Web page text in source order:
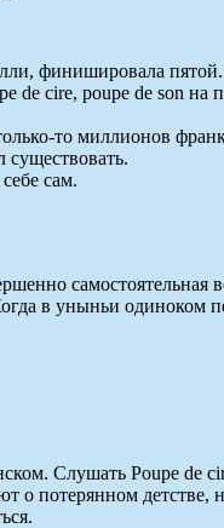
финишировала
de cire, poupe de son
то миллионов
существовать.
сам.
в уныньи
Слушать Poupe de
о потерянном